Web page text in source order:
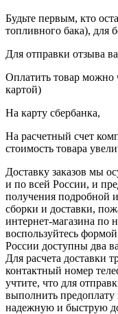
Будьте первым, кто
топливного бака), для
Для отправки отзыва
Оплатить товар можно
картой)
На карту сбербанка,
На расчетный счет
стоимость товара
Доставку заказов мы
и по всей России, и
получения подробной
сборки и доставки,
интернет-магазина по
воспользуйтесь
России доступны два
Для расчета доставки
контактный номер
учтите, что для
выполнить
надежную и быструю